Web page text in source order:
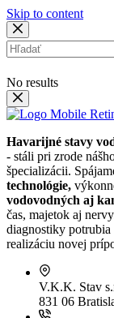
Skip to content
No results
Havarijné stavy
- stáli pri zrode
špecializácii.
technológie,
vodovodných aj
čas, majetok aj
diagnostiky potrubia
realizáciu novej
V.K.K. Stav
831 06